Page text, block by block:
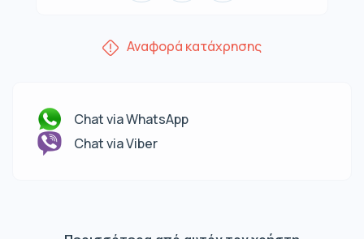
Αναφορά κατάχρησης
Chat via WhatsApp
Chat via Viber